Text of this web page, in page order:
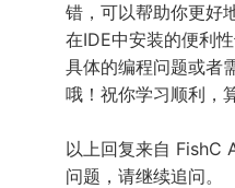
错，可以帮助你更好
在IDE中安装的便利
具体的编程问题或者
哦！祝你学习顺利，
以上回复来自 FishC
问题，请继续追问。